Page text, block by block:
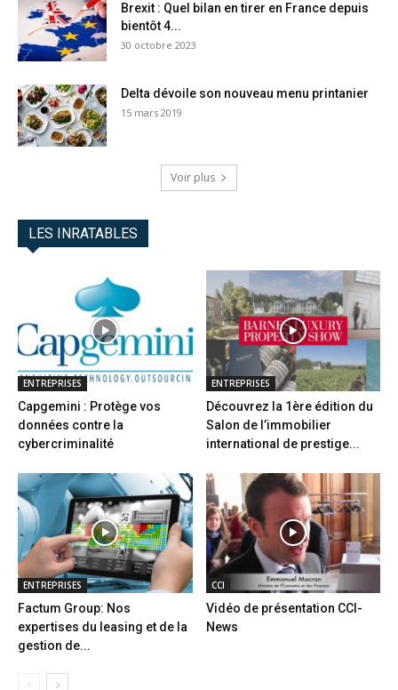
Brexit : Quel bilan en tirer en France depuis
bientôt 4...
30 octobre 2023
Delta dévoile son nouveau menu printanier
15 mars 2019
Voir plus
LES INRATABLES
ENTREPRISES
Capgemini : Protège vos
données contre la
cybercriminalité
ENTREPRISES
Découvrez la 1ère édition du
Salon de l’immobilier
international de prestige...
ENTREPRISES
Factum Group: Nos
expertises du leasing et de la
gestion de...
CCI
Vidéo de présentation CCI-
News